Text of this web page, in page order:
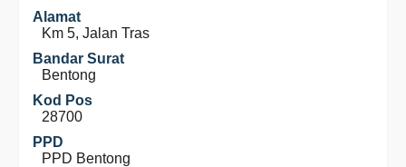
Alamat
Km 5, Jalan Tras
Bandar Surat
Bentong
Kod Pos
28700
PPD
PPD Bentong